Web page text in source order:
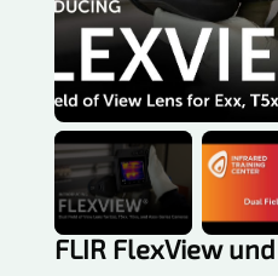
Accept
FLIR FlexView